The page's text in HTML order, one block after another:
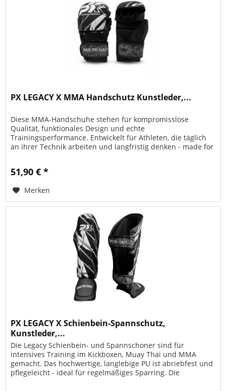
PX LEGACY X MMA Handschutz Kunstleder,...
Diese MMA-Handschuhe stehen für kompromisslose
Qualität, funktionales Design und echte
Trainingsperformance. Entwickelt für Athleten, die täglich
an ihrer Technik arbeiten und langfristig denken - made for
51,90 € *
Merken
PX LEGACY X Schienbein-Spannschutz,
Kunstleder,...
Die Legacy Schienbein- und Spannschoner sind für
intensives Training im Kickboxen, Muay Thai und MMA
gemacht. Das hochwertige, langlebige PU ist abriebfest und
pflegeleicht - ideal für regelmäßiges Sparring. Die